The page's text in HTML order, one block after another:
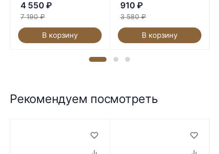
4 550 ₽
7 190 ₽
В корзину
910 ₽
3 580 ₽
В корзину
Рекомендуем посмотреть